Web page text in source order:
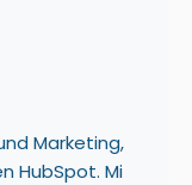
Marketing,
HubSpot. Mi